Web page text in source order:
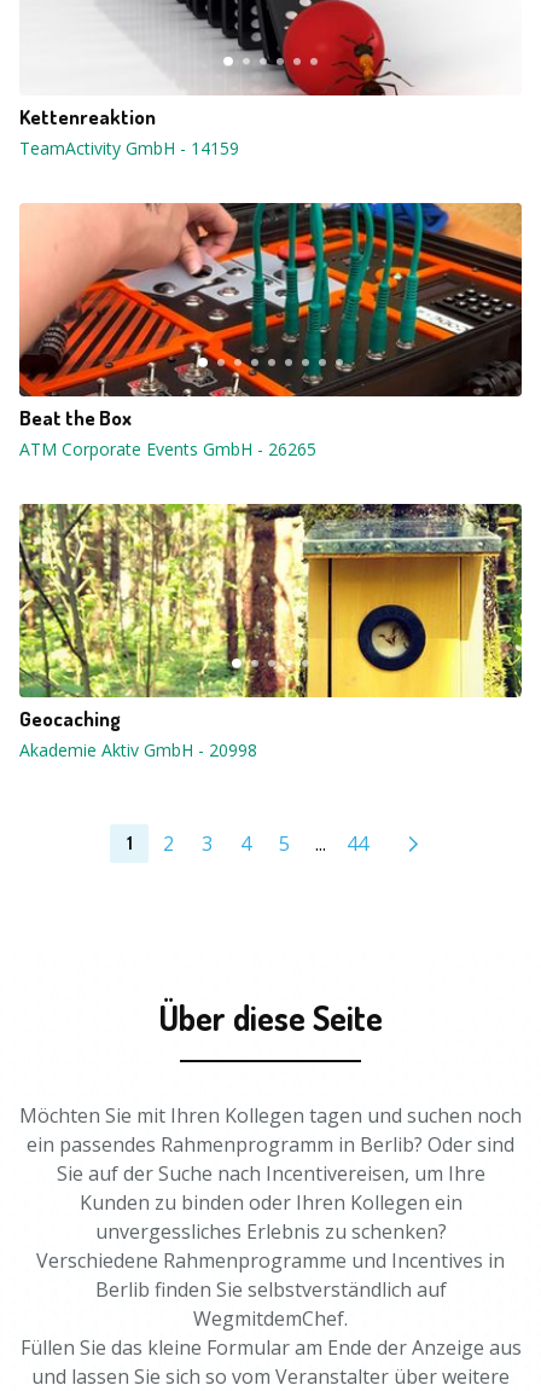
Kettenreaktion
TeamActivity GmbH - 14159
Beat the Box
ATM Corporate Events GmbH - 26265
Geocaching
Akademie Aktiv GmbH - 20998
1 2 3 4 5 ... 44
Über diese Seite
Möchten Sie mit Ihren Kollegen tagen und suchen noch
ein passendes Rahmenprogramm in Berlib? Oder sind
Sie auf der Suche nach Incentivereisen, um Ihre
Kunden zu binden oder Ihren Kollegen ein
unvergessliches Erlebnis zu schenken?
Verschiedene Rahmenprogramme und Incentives in
Berlib finden Sie selbstverständlich auf
WegmitdemChef.
Füllen Sie das kleine Formular am Ende der Anzeige aus
und lassen Sie sich so vom Veranstalter über weitere